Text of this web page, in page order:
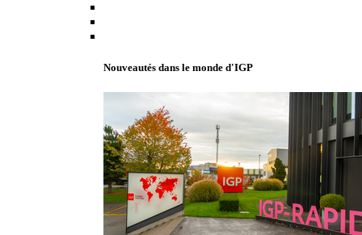
Nouveautés dans le monde d'IGP